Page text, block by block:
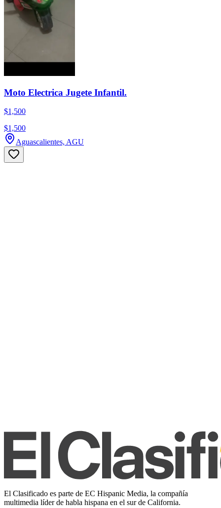
Moto Electrica Jugete Infantil.
$1,500
$1,500
Aguascalientes, AGU
El Clasificado es parte de EC Hispanic Media, la compañía
multimedia líder de habla hispana en el sur de California.